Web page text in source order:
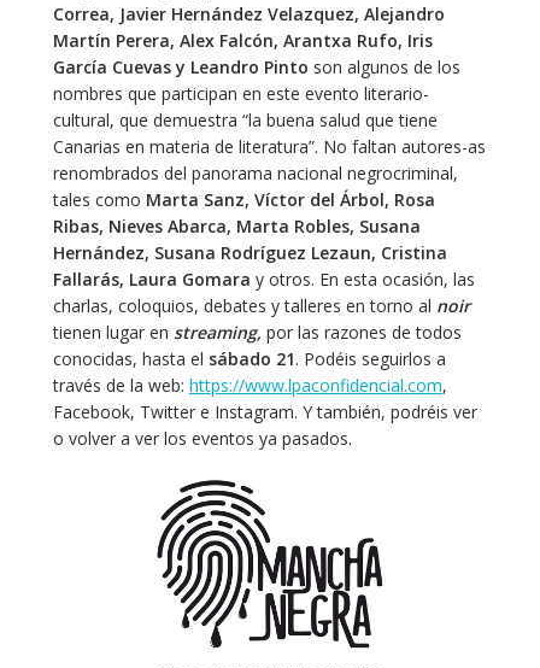
Correa, Javier Hernández Velazquez, Alejandro
Martín Perera, Alex Falcón, Arantxa Rufo, Iris
García Cuevas y Leandro Pinto son algunos de los
nombres que participan en este evento literario-
cultural, que demuestra “la buena salud que tiene
Canarias en materia de literatura”. No faltan autores-as
renombrados del panorama nacional negrocriminal,
tales como Marta Sanz, Víctor del Árbol, Rosa
Ribas, Nieves Abarca, Marta Robles, Susana
Hernández, Susana Rodríguez Lezaun, Cristina
Fallarás, Laura Gomara y otros. En esta ocasión, las
charlas, coloquios, debates y talleres en torno al noir
tienen lugar en streaming, por las razones de todos
conocidas, hasta el sábado 21. Podéis seguirlos a
través de la web: https://www.lpaconfidencial.com,
Facebook, Twitter e Instagram. Y también, podréis ver
o volver a ver los eventos ya pasados.